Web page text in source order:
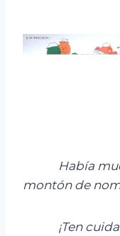
Había
montón de
¡Ten